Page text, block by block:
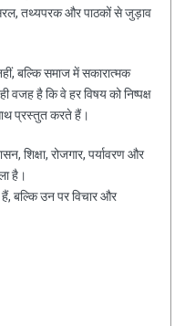
तथ्यपरक और पाठकों से जुड़ाव
बल्कि समाज में सकारात्मक
है कि वे हर विषय को निष्पक्ष
प्रस्तुत करते हैं।
शिक्षा, रोजगार, पर्यावरण और
है।
बल्कि उन पर विचार और